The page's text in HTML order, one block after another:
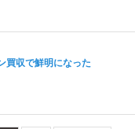
買収で鮮明になった